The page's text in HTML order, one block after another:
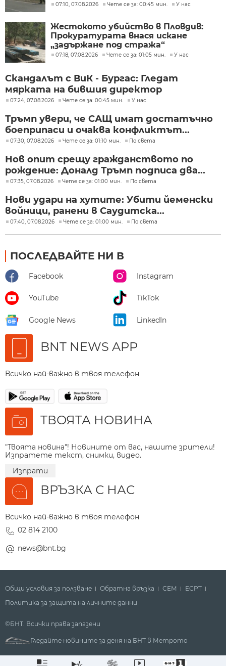
07:10, 07.08.2026 Чете се за: 00:45 мин. У нас
Жестокото убийство в Пловдив:
Прокуратурата внася искане
„задържане под стража“
07:18, 07.08.2026 Чете се за: 01:05 мин. У нас
Скандалът с ВиК - Бургас: Гледат
мярката на бившия директор
07:24, 07.08.2026 Чете се за: 00:45 мин. У нас
Тръмп увери, че САЩ имат достатъчно
боеприпаси и очаква конфликтът...
07:30, 07.08.2026 Чете се за: 01:10 мин. По света
Нов опит срещу гражданството по
рождение: Доналд Тръмп подписа два...
07:35, 07.08.2026 Чете се за: 01:00 мин. По света
Нови удари на хутите: Убити йеменски
войници, ранени в Саудитска...
07:40, 07.08.2026 Чете се за: 01:00 мин. По света
ПОСЛЕДВАЙТЕ НИ В
Facebook Instagram
YouTube TikTok
Google News LinkedIn
BNT NEWS APP
Всичко най-важно в твоя телефон
ТВОЯТА НОВИНА
"Твоята новина"! Новините от вас, нашите зрители!
Изпратете текст, снимки, видео.
Изпрати
ВРЪЗКА С НАС
Всичко най-важно в твоя телефон
02 814 2100
news@bnt.bg
Общи условия за ползване Обратна връзка СЕМ
ECPT
Политика за защита на личните данни
©БНТ. Всички права запазени
Гледайте новините за деня на БНТ в Метрото